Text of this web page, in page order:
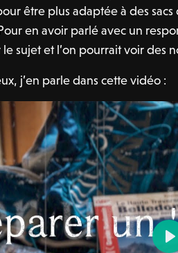
être plus adaptée à des
en avoir parlé avec un
sujet et l’on pourrait voir des
j’en parle dans cette vidéo :